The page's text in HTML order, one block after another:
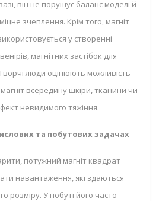
він не порушує баланс моделі й
зчеплення. Крім того, магніт
у створенні
магнітних застібок для
люди оцінюють можливість
всередину шкіри, тканини чи
невидимого тяжіння.
та побутових задачах
потужний магніт квадрат
навантаження, які здаються
розміру. У побуті його часто